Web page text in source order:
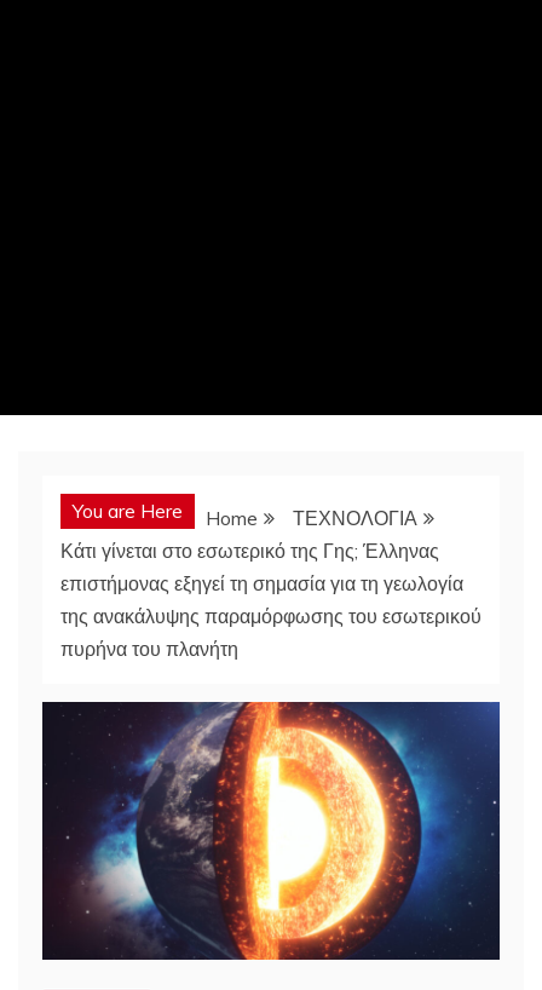
You are Here Home
ΤΕΧΝΟΛΟΓΙΑ
Κάτι γίνεται στο εσωτερικό της Γης; Έλληνας
επιστήμονας εξηγεί τη σημασία για τη γεωλογία
της ανακάλυψης παραμόρφωσης του εσωτερικού
πυρήνα του πλανήτη